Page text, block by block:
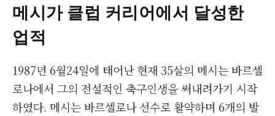
메시가 클럽 커리어에서 달성한
업적
1987년 6월24일에 태어난 현재 35살의 메시는 바르셀
로나에서 그의 전설적인 축구인생을 써내려가기 시작
하였다. 메시는 바르셀로나 선수로 활약하며 6개의 발